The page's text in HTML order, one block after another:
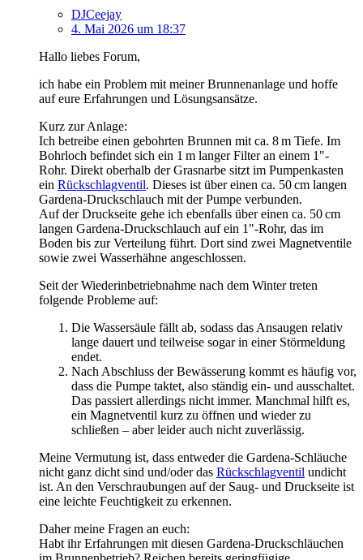
DJCeejay
4. Mai 2026 um 18:37
Hallo liebes Forum,
ich habe ein Problem mit meiner Brunnenanlage und hoffe
auf eure Erfahrungen und Lösungsansätze.
Kurz zur Anlage:
Ich betreibe einen gebohrten Brunnen mit ca. 8 m Tiefe. Im
Bohrloch befindet sich ein 1 m langer Filter an einem 1"-
Rohr. Direkt oberhalb der Grasnarbe sitzt im Pumpenkasten
ein Rückschlagventil. Dieses ist über einen ca. 50 cm langen
Gardena-Druckschlauch mit der Pumpe verbunden.
Auf der Druckseite gehe ich ebenfalls über einen ca. 50 cm
langen Gardena-Druckschlauch auf ein 1"-Rohr, das im
Boden bis zur Verteilung führt. Dort sind zwei Magnetventile
sowie zwei Wasserhähne angeschlossen.
Seit der Wiederinbetriebnahme nach dem Winter treten
folgende Probleme auf:
Die Wassersäule fällt ab, sodass das Ansaugen relativ
lange dauert und teilweise sogar in einer Störmeldung
endet.
Nach Abschluss der Bewässerung kommt es häufig vor,
dass die Pumpe taktet, also ständig ein- und ausschaltet.
Das passiert allerdings nicht immer. Manchmal hilft es,
ein Magnetventil kurz zu öffnen und wieder zu
schließen – aber leider auch nicht zuverlässig.
Meine Vermutung ist, dass entweder die Gardena-Schläuche
nicht ganz dicht sind und/oder das Rückschlagventil undicht
ist. An den Verschraubungen auf der Saug- und Druckseite ist
eine leichte Feuchtigkeit zu erkennen.
Daher meine Fragen an euch:
Habt ihr Erfahrungen mit diesen Gardena-Druckschläuchen